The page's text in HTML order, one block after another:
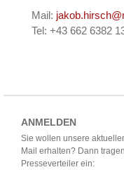
Mail:
Tel: +43 662 6382
ANMELDEN
Sie wollen unsere
Mail erhalten? Dann
Presseverteiler ein: